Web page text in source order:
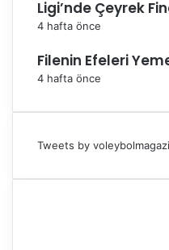
Ligi’nde Çeyrek
4 hafta önce
Filenin Efeleri
4 hafta önce
Tweets by